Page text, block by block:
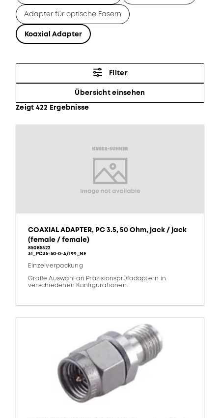
Adapter für optische Fasern
Koaxial Adapter
Filter
Übersicht einsehen
Zeigt 422 Ergebnisse
COAXIAL ADAPTER, PC 3.5, 50 Ohm, jack / jack
(female / female)
85085322
31_PC35-50-0-4/199_NE
Einzelverpackung
Große Auswahl an Präzisionsprüfadaptern in
verschiedenen Konfigurationen.